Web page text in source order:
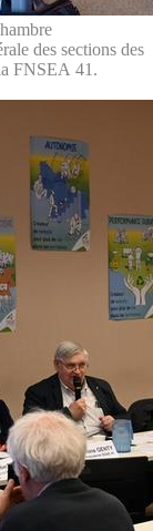
des sections des
FNSEA 41.